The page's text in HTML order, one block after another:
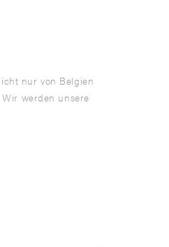
nur von Belgien
werden unsere